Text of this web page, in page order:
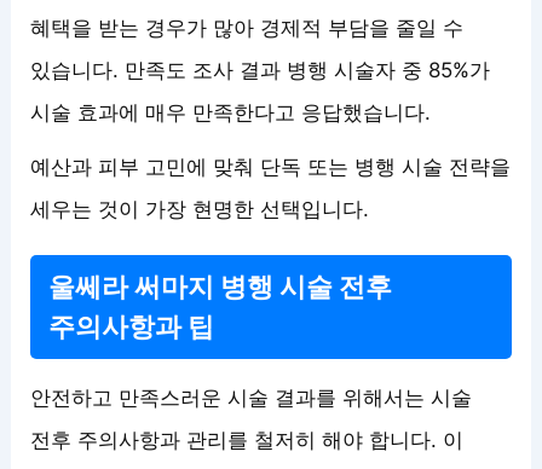
혜택을 받는 경우가 많아 경제적 부담을 줄일 수
있습니다. 만족도 조사 결과 병행 시술자 중 85%가
시술 효과에 매우 만족한다고 응답했습니다.
예산과 피부 고민에 맞춰 단독 또는 병행 시술 전략을
세우는 것이 가장 현명한 선택입니다.
울쎄라 써마지 병행 시술 전후
주의사항과 팁
안전하고 만족스러운 시술 결과를 위해서는 시술
전후 주의사항과 관리를 철저히 해야 합니다. 이